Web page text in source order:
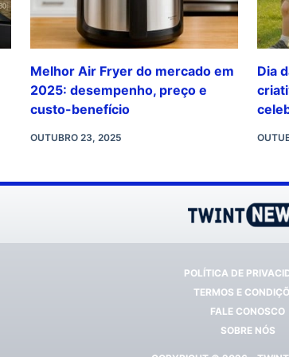
Melhor Air Fryer do mercado em
2025: desempenho, preço e
custo-benefício
OUTUBRO 23, 2025
Dia
POLÍTICA DE
TERMOS E
FALE CONOSCO
SOBRE NÓS